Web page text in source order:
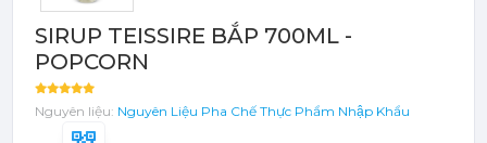
SIRUP TEISSIRE BẮP 700ML -
POPCORN
Nguyên liệu: Nguyên Liệu Pha Chế Thực Phẩm Nhập Khẩu
Phụ Kiện Các Loại